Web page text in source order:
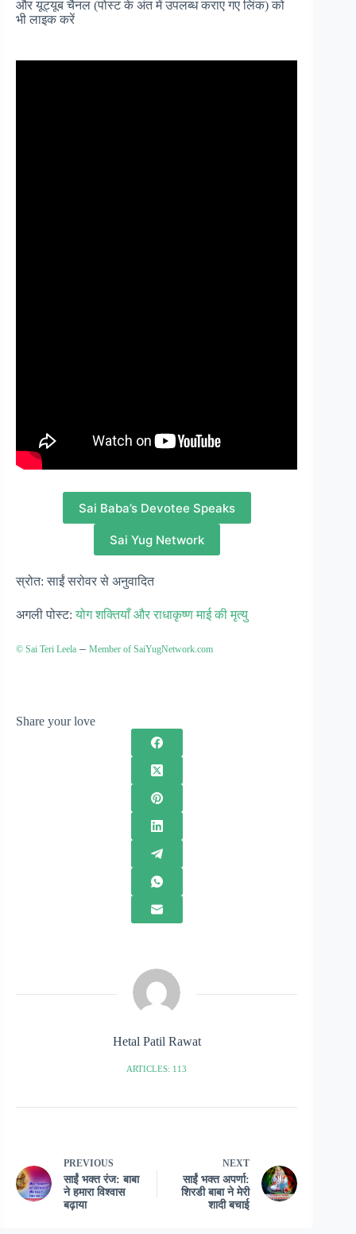
और यूट्यूब चैनल (पोस्ट के अंत में उपलब्ध कराए गए लिंक) को
भी लाइक करें
Sai Baba’s Devotee Speaks
Sai Yug Network
स्रोत: साईं सरोवर से अनुवादित
अगली पोस्ट:योग शक्तियाँ और राधाकृष्ण माई की मृत्यु
© Sai Teri Leela – Member of SaiYugNetwork.com
Share your love
Hetal Patil Rawat
ARTICLES: 113
PREVIOUS
साईं भक्त रंज: बाबा
ने हमारा विश्वास
बढ़ाया
NEXT
साईं भक्त अपर्णा:
शिरडी बाबा ने मेरी
शादी बचाई